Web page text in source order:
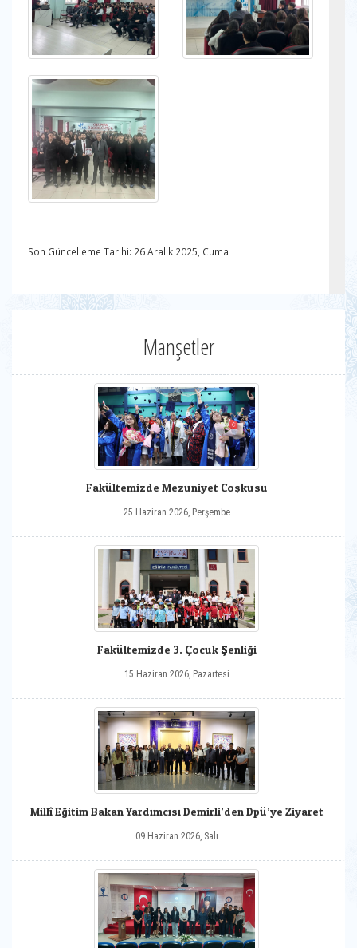
Son Güncelleme Tarihi: 26 Aralık 2025, Cuma
Manşetler
Fakültemizde Mezuniyet Coşkusu
25 Haziran 2026, Perşembe
Fakültemizde 3. Çocuk Şenliği
15 Haziran 2026, Pazartesi
Millî Eğitim Bakan Yardımcısı Demirli’den Dpü’ye Ziyaret
09 Haziran 2026, Salı